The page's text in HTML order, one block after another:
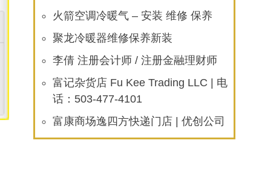
火箭空调冷暖气 – 安装 维修 保养
聚龙冷暖器维修保养新装
李倩 注册会计师 / 注册金融理财师
富记杂货店 Fu Kee Trading LLC | 电
话：503-477-4101
富康商场逸四方快递门店 | 优创公司